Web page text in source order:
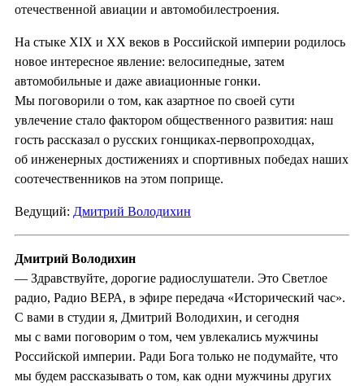
отечественной авиации и автомобилестроения.
На стыке XIX и XX веков в Российской империи родилось
новое интересное явление: велосипедные, затем
автомобильные и даже авиационные гонки.
Мы поговорили о том, как азартное по своей сути
увлечение стало фактором общественного развития: наш
гость рассказал о русских гонщиках-первопроходцах,
об инженерных достижениях и спортивных победах наших
соотечественников на этом поприще.
Ведущий: Дмитрий Володихин
Дмитрий Володихин
— Здравствуйте, дорогие радиослушатели. Это Светлое
радио, Радио ВЕРА, в эфире передача «Исторический час».
С вами в студии я, Дмитрий Володихин, и сегодня
мы с вами поговорим о том, чем увлекались мужчины
Российской империи. Ради Бога только не подумайте, что
мы будем рассказывать о том, как одни мужчины других